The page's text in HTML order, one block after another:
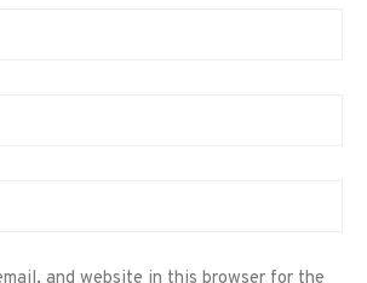
and website in this browser for the